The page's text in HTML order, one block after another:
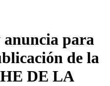
anuncia para
de la
DE LA